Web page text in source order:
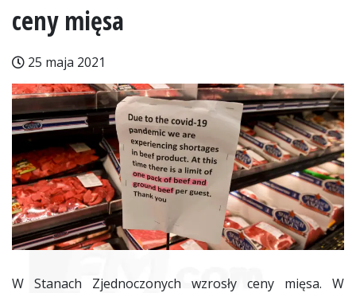
ceny mięsa
25 maja 2021
W Stanach Zjednoczonych wzrosły ceny mięsa. W